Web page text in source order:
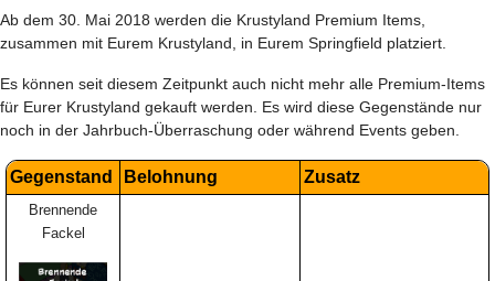
Ab dem 30. Mai 2018 werden die Krustyland Premium Items,
zusammen mit Eurem Krustyland, in Eurem Springfield platziert.
Es können seit diesem Zeitpunkt auch nicht mehr alle Premium-Items
für Eurer Krustyland gekauft werden. Es wird diese Gegenstände nur
noch in der Jahrbuch-Überraschung oder während Events geben.
Gegenstand Belohnung Zusatz
Brennende
Fackel